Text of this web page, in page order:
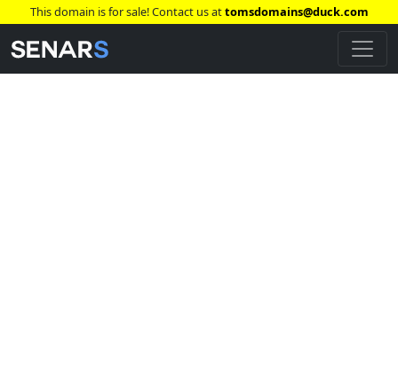
This domain is for sale! Contact us attomsdomains@duck.com